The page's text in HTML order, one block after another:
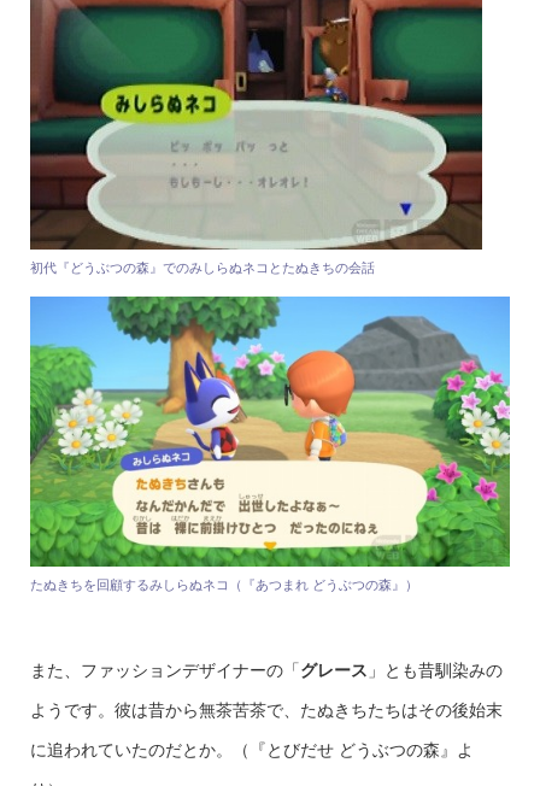
初代『どうぶつの森』でのみしらぬネコとたぬきちの会話
たぬきちを回顧するみしらぬネコ（『あつまれ どうぶつの森』）
また、ファッションデザイナーの「グレース 」とも昔馴染みの
ようです。彼は昔から無茶苦茶で、たぬきちたちはその後始末
に追われていたのだとか。（『とびだせ どうぶつの森』よ